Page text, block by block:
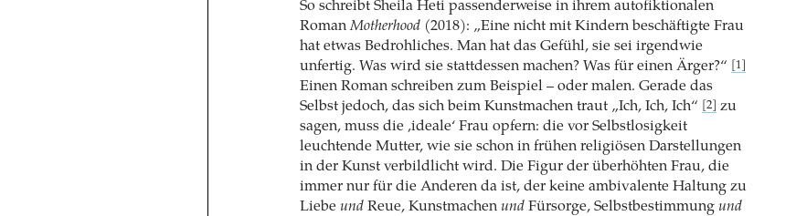
So schreibt Sheila Heti passenderweise in ihrem autofiktionalen
RomanMotherhood(2018): „Eine nicht mit Kindern beschäftigte Frau
hat etwas Bedrohliches. Man hat das Gefühl, sie sei irgendwie
unfertig. Was wird sie stattdessen machen? Was für einen Ärger?“
[1]
Einen Roman schreiben zum Beispiel – oder malen. Gerade das
Selbst jedoch, das sich beim Kunstmachen traut „Ich, Ich, Ich“
[2]
zu
sagen, muss die ‚ideale‘ Frau opfern: die vor Selbstlosigkeit
leuchtende Mutter, wie sie schon in frühen religiösen Darstellungen
in der Kunst verbildlicht wird. Die Figur der überhöhten Frau, die
immer nur für die Anderen da ist, der keine ambivalente Haltung zu
Liebe undReue, Kunstmachen undFürsorge, Selbstbestimmung und